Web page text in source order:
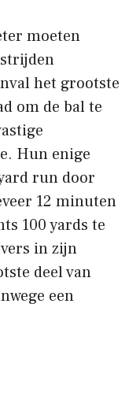
moeten
het grootste
om de bal te
Hun enige
run door
12 minuten
100 yards te
in zijn
deel van
een